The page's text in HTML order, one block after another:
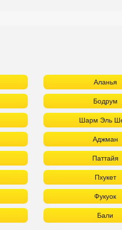
Аланья
Бодрум
Шарм Эль
Аджман
Паттайя
Пхукет
Фукуок
Бали